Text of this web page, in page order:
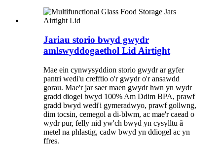
Jariau storio bwyd gwydr
amlswyddogaethol Lid Airtight
Mae ein cynwysyddion storio gwydr ar gyfer
pantri wedi'u crefftio o'r gwydr o'r ansawdd
gorau. Mae'r jar saer maen gwydr hwn yn wydr
gradd diogel bwyd 100% Am Ddim BPA, prawf
gradd bwyd wedi'i gymeradwyo, prawf gollwng,
dim tocsin, cemegol a di-blwm, ac mae'r caead o
wydr pur, felly nid yw'ch bwyd yn cysylltu â
metel na phlastig, cadw bwyd yn ddiogel ac yn
ffres.